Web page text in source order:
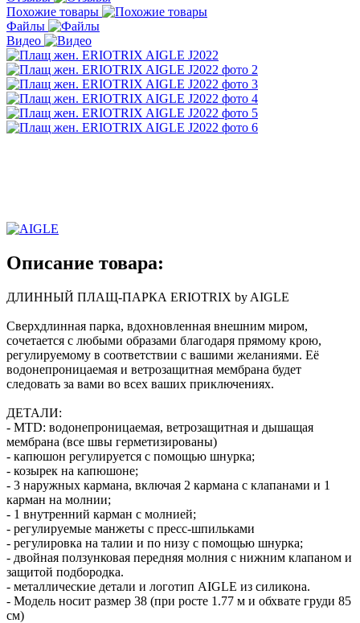
Похожие товары
Файлы
Видео
Описание товара:
ДЛИННЫЙ ПЛАЩ-ПАРКА ERIOTRIX by AIGLE
Сверхдлинная парка, вдохновленная внешним миром,
сочетается с любыми образами благодаря прямому крою,
регулируемому в соответствии с вашими желаниями. Её
водонепроницаемая и ветрозащитная мембрана будет
следовать за вами во всех ваших приключениях.
ДЕТАЛИ:
- MTD: водонепроницаемая, ветрозащитная и дышащая
мембрана (все швы герметизированы)
- капюшон регулируется с помощью шнурка;
- козырек на капюшоне;
- 3 наружных кармана, включая 2 кармана с клапанами и 1
карман на молнии;
- 1 внутренний карман с молнией;
- регулируемые манжеты с пресс-шпильками
- регулировка на талии и по низу с помощью шнурка;
- двойная ползунковая передняя молния с нижним клапаном и
защитой подбородка.
- металлические детали и логотип AIGLE из силикона.
- Модель носит размер 38 (при росте 1.77 м и обхвате груди 85
см)